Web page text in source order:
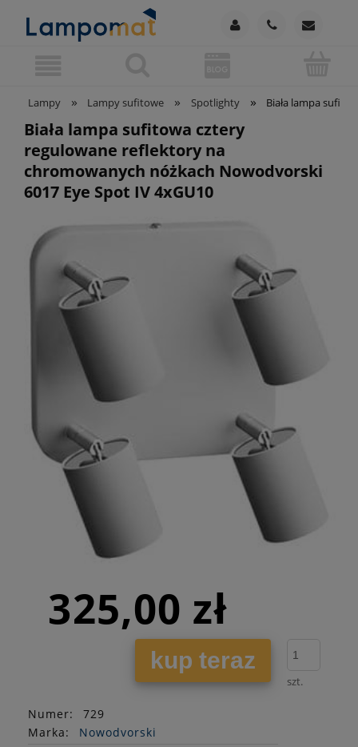
Lampy » Lampy sufitowe » Spotlighty » Biała lampa
Biała lampa sufitowa cztery
regulowane reflektory na
chromowanych nóżkach Nowodvorski
6017 Eye Spot IV 4xGU10
325,00 zł
kup teraz
szt.
Numer:
729
Marka:
Nowodvorski